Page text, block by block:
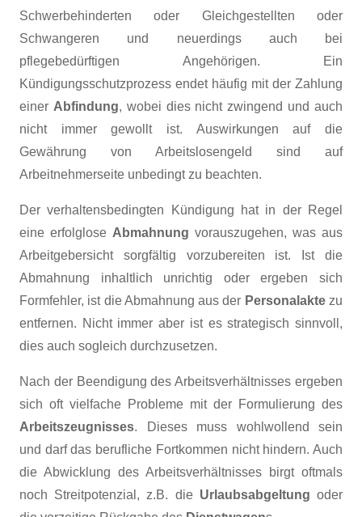
Schwerbehinderten oder Gleichgestellten oder
Schwangeren und neuerdings auch bei
pflegebedürftigen Angehörigen. Ein
Kündigungsschutzprozess endet häufig mit der Zahlung
einer Abfindung, wobei dies nicht zwingend und auch
nicht immer gewollt ist. Auswirkungen auf die
Gewährung von Arbeitslosengeld sind auf
Arbeitnehmerseite unbedingt zu beachten.
Der verhaltensbedingten Kündigung hat in der Regel
eine erfolglose Abmahnung vorauszugehen, was aus
Arbeitgebersicht sorgfältig vorzubereiten ist. Ist die
Abmahnung inhaltlich unrichtig oder ergeben sich
Formfehler, ist die Abmahnung aus der Personalaktezu
entfernen. Nicht immer aber ist es strategisch sinnvoll,
dies auch sogleich durchzusetzen.
Nach der Beendigung des Arbeitsverhältnisses ergeben
sich oft vielfache Probleme mit der Formulierung des
Arbeitszeugnisses. Dieses muss wohlwollend sein
und darf das berufliche Fortkommen nicht hindern. Auch
die Abwicklung des Arbeitsverhältnisses birgt oftmals
noch Streitpotenzial, z.B. die Urlaubsabgeltung oder